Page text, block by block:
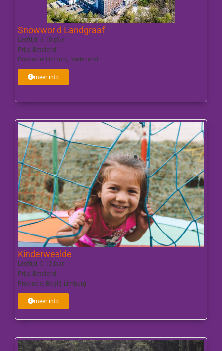
Snowworld Landgraaf
Leeftijd: 6-18 plus
Prijs: Betalend
Provincie: Limburg, Nederland
meer info
Kinderweelde
Leeftijd: 0-12 jaar
Prijs: Betalend
Provincie: België, Limburg
meer info